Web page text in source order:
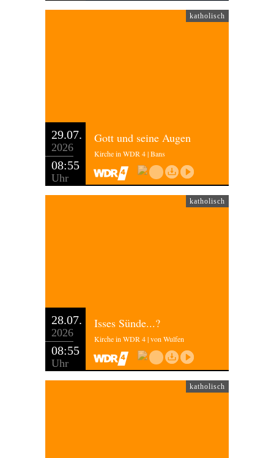
katholisch
29.07.
2026
08:55
Uhr
Gott und seine Augen
Kirche in WDR 4 | Bans
katholisch
28.07.
2026
08:55
Uhr
Isses Sünde...?
Kirche in WDR 4 | von Wulfen
katholisch